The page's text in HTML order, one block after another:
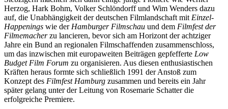
Herzog, Hark Bohm, Volker Schlöndorff und Wim Wenders dazu
auf, die Unabhängigkeit der deutschen Filmlandschaft mit Einzel-
Happenings wie der Hamburger Filmschau und dem Filmfest der
Filmemacherzu lancieren, bevor sich am Horizont der achtziger
Jahre ein Bund an regionalen Filmschaffenden zusammenschloss,
um das inzwischen mit europaweiten Beiträgen gepfefferte Low
Budget Film Forum zu organisieren. Aus diesen enthusiastischen
Kräften heraus formte sich schließlich 1991 der Anstoß zum
Konzept des Filmfest Hamburg zusammen und bereits ein Jahr
später gelang unter der Leitung von Rosemarie Schatter die
erfolgreiche Premiere.